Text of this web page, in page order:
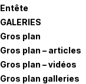
Entête
GALERIES
Gros plan
Gros plan – articles
Gros plan – vidéos
Gros plan galleries